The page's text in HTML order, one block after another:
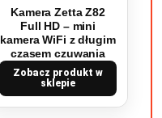
Kamera Zetta Z82
Full HD – mini
kamera WiFi z długim
czasem czuwania
Zobacz produkt w
sklepie